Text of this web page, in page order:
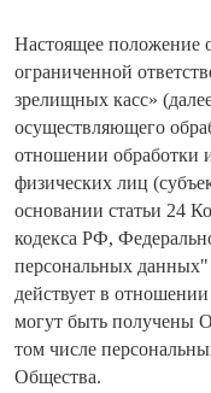
Настоящее положение
ограниченной
зрелищных касс»
осуществляющего
отношении обработки
физических лиц
основании статьи 24
кодекса РФ,
персональных
действует в
могут быть получены
том числе
Общества.